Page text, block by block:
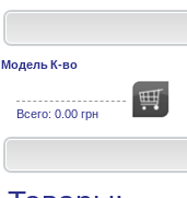
Модель К-во
Всего: 0.00 грн